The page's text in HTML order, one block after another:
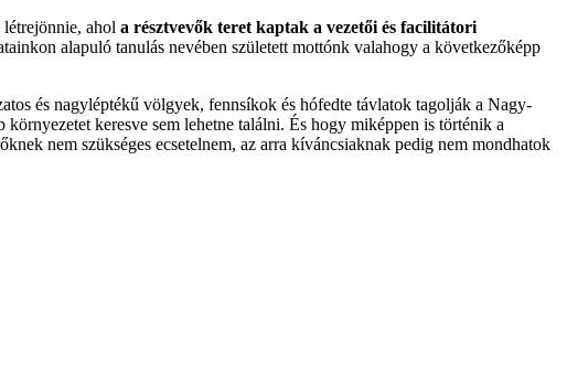
ahol a résztvevők teret kaptak a vezetői és facilitátori
alapuló tanulás nevében született mottónk valahogy a következőképp
és nagyléptékű völgyek, fennsíkok és hófedte távlatok tagolják a Nagy-
keresve sem lehetne találni. És hogy miképpen is történik a
nem szükséges ecsetelnem, az arra kíváncsiaknak pedig nem mondhatok